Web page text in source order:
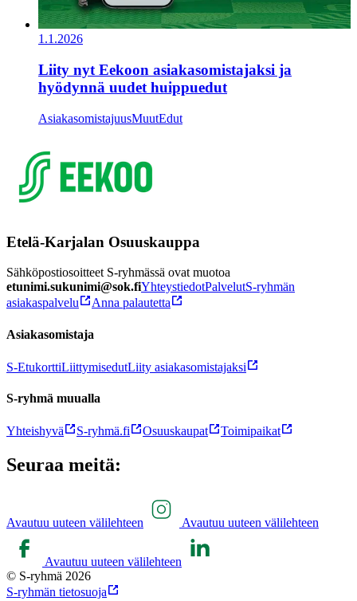
1.1.2026
Liity nyt Eekoon asiakasomistajaksi ja
hyödynnä uudet huippuedut
AsiakasomistajuusMuutEdut
Etelä-Karjalan Osuuskauppa
Sähköpostiosoitteet S-ryhmässä ovat muotoa
etunimi.sukunimi@sok.fiYhteystiedotPalvelutS-ryhmän
asiakaspalvelu
Anna palautetta
Asiakasomistaja
S-EtukorttiLiittymisedutLiity asiakasomistajaksi
S-ryhmä muualla
Yhteishyvä S-ryhmä.fi Osuuskaupat Toimipaikat
Seuraa meitä:
Avautuu uuteen välilehteen Avautuu uuteen välilehteen
Avautuu uuteen välilehteen
© S-ryhmä 2026
S-ryhmän tietosuoja